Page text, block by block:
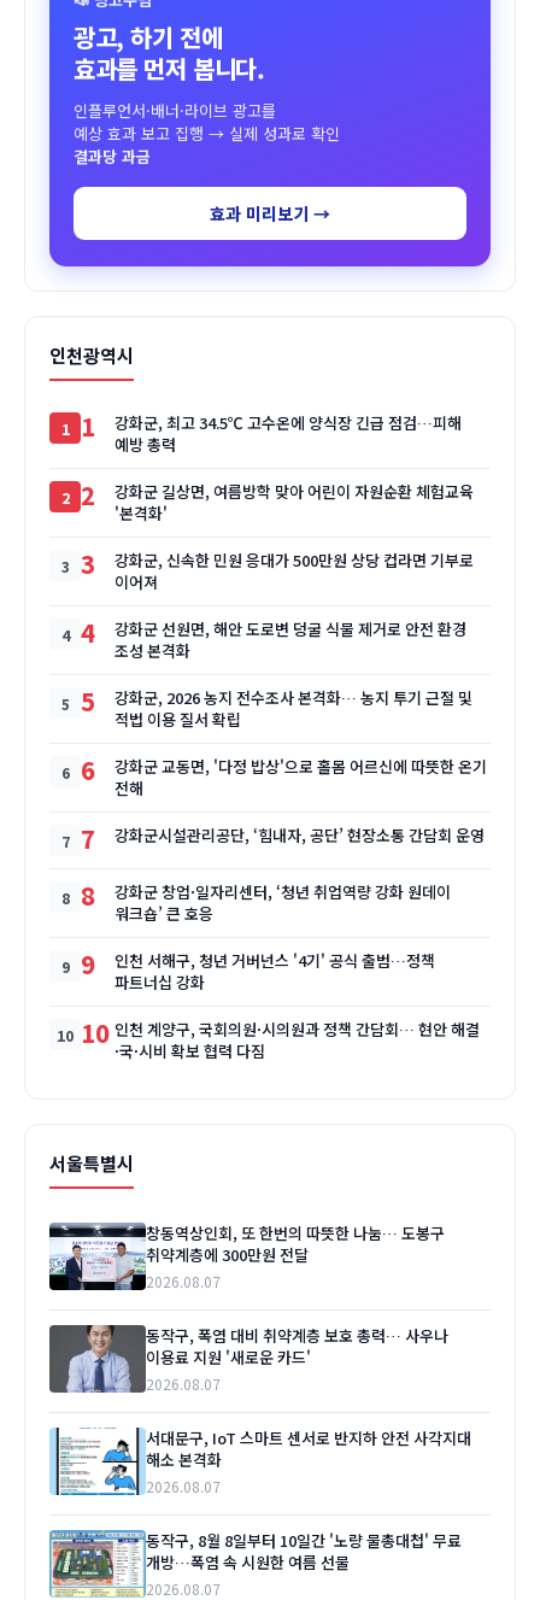
광고, 하기 전에
효과를 먼저 봅니다.
인플루언서·배너·라이브 광고를
예상 효과 보고 집행 → 실제 성과로 확인
결과당 과금
효과 미리보기 →
인천광역시
1
강화군, 최고 34.5℃ 고수온에 양식장 긴급 점검…피해
예방 총력
2
강화군 길상면, 여름방학 맞아 어린이 자원순환 체험교육
'본격화'
3
강화군, 신속한 민원 응대가 500만원 상당 컵라면 기부로
이어져
4
강화군 선원면, 해안 도로변 덩굴 식물 제거로 안전 환경
조성 본격화
5
강화군, 2026 농지 전수조사 본격화… 농지 투기 근절 및
적법 이용 질서 확립
6
강화군 교동면, '다정 밥상'으로 홀몸 어르신에 따뜻한 온기
전해
7 강화군시설관리공단, ‘힘내자, 공단’ 현장소통 간담회 운영
8
강화군 창업·일자리센터, ‘청년 취업역량 강화 원데이
워크숍’ 큰 호응
9
인천 서해구, 청년 거버넌스 '4기' 공식 출범…정책
파트너십 강화
10 인천 계양구, 국회의원·시의원과 정책 간담회… 현안 해결
·국·시비 확보 협력 다짐
서울특별시
창동역상인회, 또 한번의 따뜻한 나눔… 도봉구
취약계층에 300만원 전달
2026.08.07
동작구, 폭염 대비 취약계층 보호 총력… 사우나
이용료 지원 '새로운 카드'
2026.08.07
서대문구, IoT 스마트 센서로 반지하 안전 사각지대
해소 본격화
2026.08.07
동작구, 8월 8일부터 10일간 '노량 물총대첩' 무료
개방…폭염 속 시원한 여름 선물
2026.08.07